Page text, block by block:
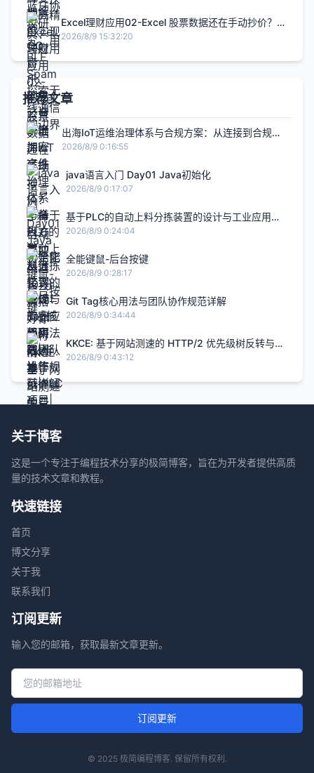
Excel理财应用02-Excel 股票数据还在手动抄价？3
种自动获取渠道 10 分钟搭好你的行情地基，3 个免
2026/8/9 15:32:20
推荐文章
出海IoT运维治理体系与合规方案：从连接到合规的
完整实践
2026/8/9 0:16:55
java语言入门 Day01 Java初始化
2026/8/9 0:17:07
基于PLC的自动上料分拣装置的设计与工业应用研
究|毕设答辩|PLC项目|毕设项目|自动化项目
2026/8/9 0:24:04
全能键鼠-后台按键
2026/8/9 0:28:17
Git Tag核心用法与团队协作规范详解
2026/8/9 0:34:44
KKCE: 基于网站测速的 HTTP/2 优先级树反转与伪
并行阻塞分析-快快测
2026/8/9 0:43:12
关于博客
这是一个专注于编程技术分享的极简博客，旨在为开发者提供高质
量的技术文章和教程。
快速链接
首页
博文分享
关于我
联系我们
订阅更新
输入您的邮箱，获取最新文章更新。
邮箱地址
订阅更新
© 2025 极简编程博客. 保留所有权利.